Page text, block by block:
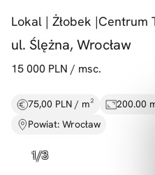
Lokal | Żłobek |Centrum
ul. Ślężna, Wrocław
15 000 PLN / msc.
75,00 PLN / m² 200.00 m²
Powiat: Wrocław